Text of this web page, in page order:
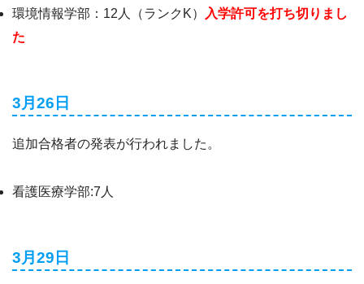
環境情報学部：12人（ランクK）
入学許可を打ち切りまし
た
3月26日
追加合格者の発表が行われました。
看護医療学部:7人
3月29日